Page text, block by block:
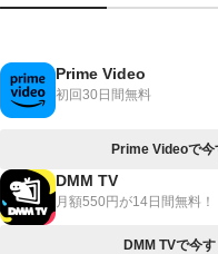
Prime Video
初回30日間無料
Prime Videoで今
DMM TV
月額550円が14日間無料！
DMM TVで今